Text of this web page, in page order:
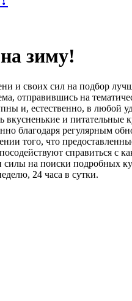
зиму!
и своих сил на подбор
отправившись на
и, естественно, в любой
и
благодаря регулярным
того, что
справиться с
силы на поиски подробных
24 часа в сутки.